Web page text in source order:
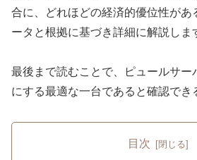
合に、どれほどの経済的優位性があ
ータと根拠に基づき詳細に解説しま
最後まで読むことで、ピュールサー
にする最適な一台であると確認でき
目次